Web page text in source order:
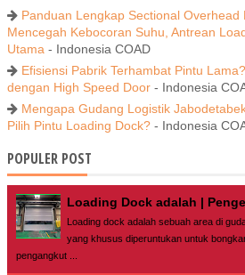
Panduan Lengkap Sectional Overhead
Mencegah Kebocoran Suhu, Antrean
Utama - Indonesia COAD
Efisiensi Pabrik Terhambat Pintu
dengan High Speed Door - Indonesia
Mengapa Gudang Logistik
Pilih Pintu Loading Dock? - Indonesia
POPULER POST
Loading Dock adalah |
Loading dock adalah sebuah area di
yang khusus diperuntukan untuk
pengangkut ...